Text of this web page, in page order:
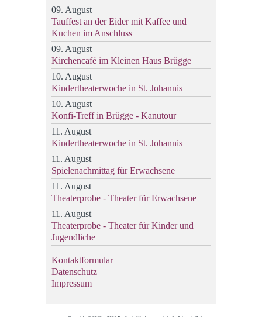
09. August
Tauffest an der Eider mit Kaffee und
Kuchen im Anschluss
09. August
Kirchencafé im Kleinen Haus Brügge
10. August
Kindertheaterwoche in St. Johannis
10. August
Konfi-Treff in Brügge - Kanutour
11. August
Kindertheaterwoche in St. Johannis
11. August
Spielenachmittag für Erwachsene
11. August
Theaterprobe - Theater für Erwachsene
11. August
Theaterprobe - Theater für Kinder und
Jugendliche
Kontaktformular
Datenschutz
Impressum